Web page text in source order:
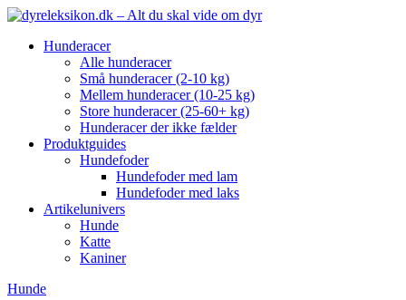
Hunderacer
Alle hunderacer
Små hunderacer (2-10 kg)
Mellem hunderacer (10-25 kg)
Store hunderacer (25-60+ kg)
Hunderacer der ikke fælder
Produktguides
Hundefoder
Hundefoder med lam
Hundefoder med laks
Artikelunivers
Hunde
Katte
Kaniner
Hunde